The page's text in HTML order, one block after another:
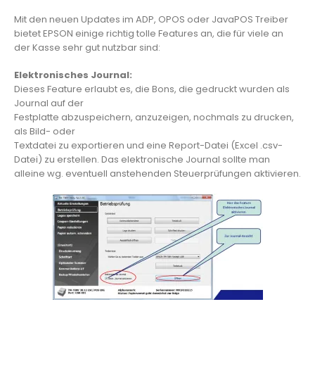
Mit den neuen Updates im ADP, OPOS oder JavaPOS Treiber
bietet EPSON einige richtig tolle Features an, die für viele an
der Kasse sehr gut nutzbar sind:
Elektronisches Journal:
Dieses Feature erlaubt es, die Bons, die gedruckt wurden als
Journal auf der
Festplatte abzuspeichern, anzuzeigen, nochmals zu drucken,
als Bild- oder
Textdatei zu exportieren und eine Report-Datei (Excel .csv-
Datei) zu erstellen. Das elektronische Journal sollte man
alleine wg. eventuell anstehenden Steuerprüfungen aktivieren.